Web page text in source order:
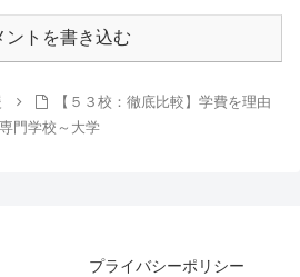
ントを書き込む
【５３校：徹底比較】学費を理由
門学校～大学
プライバシーポリシー